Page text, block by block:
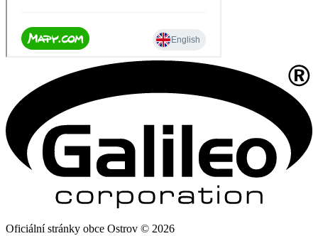
Oficiální stránky obce Ostrov © 2026